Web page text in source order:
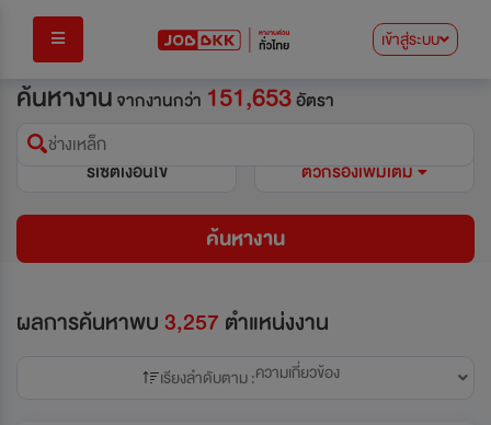
เข้าสู่ระบบ
ค้นหางานจากงานกว่า 151,653อัตรา
ช่างเหล็ก
รีเซ็ตเงื่อนไข
ตัวกรองเพิ่มเติม
ค้นหางาน
ผลการค้นหาพบ3,257 ตำแหน่งงาน
เรียงลำดับตาม :ความเกี่ยวข้อง